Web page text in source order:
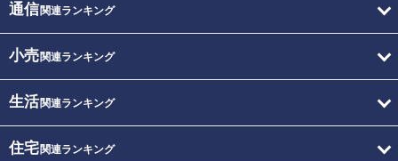
通信関連ランキング
小売関連ランキング
生活関連ランキング
住宅関連ランキング